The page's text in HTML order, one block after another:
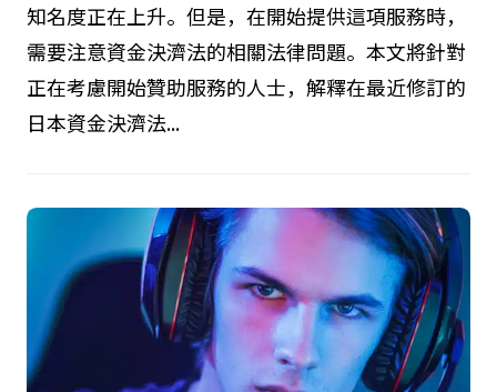
知名度正在上升。但是，在開始提供這項服務時，
需要注意資金決濟法的相關法律問題。本文將針對
正在考慮開始贊助服務的人士，解釋在最近修訂的
日本資金決濟法...